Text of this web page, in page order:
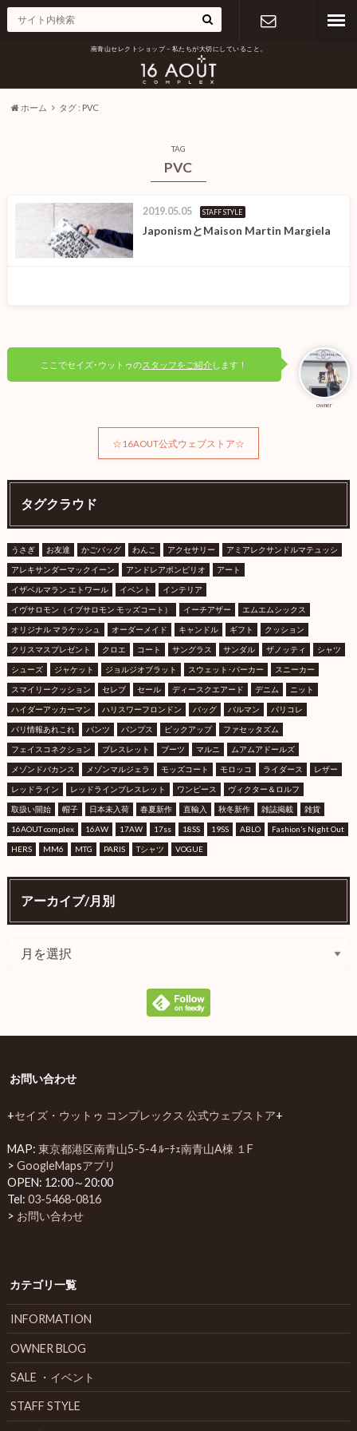
南青山セレクトショップ – 私たちが大切にしていること。
ホーム タグ : PVC
TAG
PVC
2019.05.05 STAFF STYLE
JaponismとMaison Martin Margiela
owner
ここでセイズ･ウットゥのスタッフをご紹介します！
☆16AOUT公式ウェブストア☆
タグクラウド
うさぎ お友達 かごバッグ わんこ アクセサリー アミアレクサンドルマテュッシ
アレキサンダーマックイーン アンドレアポンピリオ アート
イザベルマラン エトワール イベント インテリア
イヴサロモン（イブサロモン モッズコート） イーチアザー エムエムシックス
オリジナル マラケッシュ オーダーメイド キャンドル ギフト クッション
クリスマスプレゼント クロエ コート サングラス サンダル ザノッティ シャツ
シューズ ジャケット ジョルジオブラット スウェット･パーカー スニーカー
スマイリークッション セレブ セール ディースクエアード デニム ニット
ハイダーアッカーマン ハリスワーフロンドン バッグ バルマン パリコレ
パリ情報あれこれ パンツ パンプス ピックアップ ファセッタズム
フェイスコネクション ブレスレット ブーツ マルニ ムアムアドールズ
メゾンドバカンス メゾンマルジェラ モッズコート モロッコ ライダース レザー
レッドライン レッドラインブレスレット ワンピース ヴィクター＆ロルフ
取扱い開始 帽子 日本未入荷 春夏新作 直輸入 秋冬新作 雑誌掲載 雑貨
16AOUT complex 16AW 17AW 17ss 18SS 19SS ABLO Fashion’s Night Out
HERS MM6 MTG PARIS Tシャツ VOGUE
アーカイブ/月別
お問い合わせ
+セイズ・ウットゥ コンプレックス 公式ウェブストア+
MAP: 東京都港区南青山5-5-4 ﾙｰﾁｪ南青山A棟 １F
> GoogleMapsアプリ
OPEN: 12:00～20:00
Tel: 03-5468-0816
> お問い合わせ
カテゴリ一覧
INFORMATION
OWNER BLOG
SALE ・イベント
STAFF STYLE